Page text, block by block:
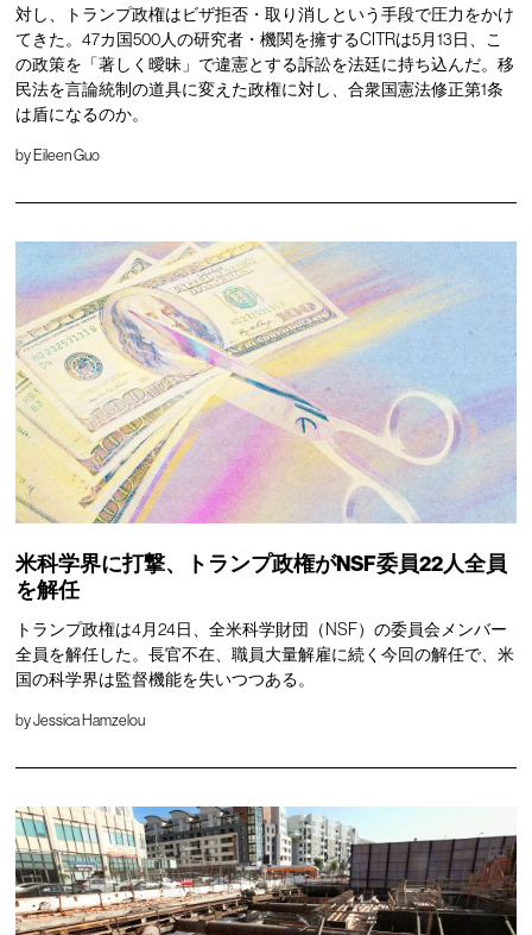
対し、トランプ政権はビザ拒否・取り消しという手段で圧力をかけ
てきた。47カ国500人の研究者・機関を擁するCITRは5月13日、こ
の政策を「著しく曖昧」で違憲とする訴訟を法廷に持ち込んだ。移
民法を言論統制の道具に変えた政権に対し、合衆国憲法修正第1条
は盾になるのか。
by Eileen Guo
米科学界に打撃、トランプ政権がNSF委員22人全員
を解任
トランプ政権は4月24日、全米科学財団（NSF）の委員会メンバー
全員を解任した。長官不在、職員大量解雇に続く今回の解任で、米
国の科学界は監督機能を失いつつある。
byJessica Hamzelou